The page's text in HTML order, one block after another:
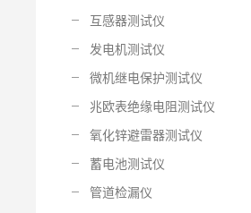
互感器测试仪
发电机测试仪
微机继电保护测试仪
兆欧表绝缘电阻测试仪
氧化锌避雷器测试仪
蓄电池测试仪
管道检漏仪